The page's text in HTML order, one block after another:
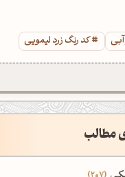
کد رنگ زرد لیمویی
مطالب